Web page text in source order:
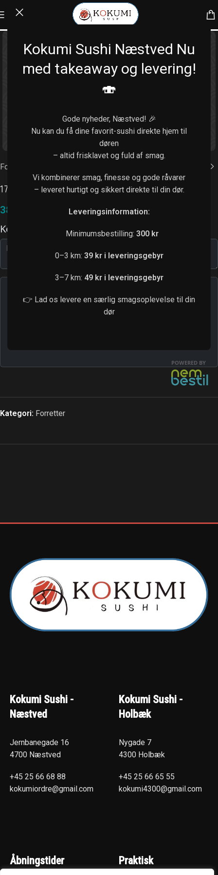
Kokumi Sushi Næstved Nu
med takeaway og levering!
🍣
Gode nyheder, Næstved! 🎉
Nu kan du få dine favorit-sushi direkte hjem til
døren
– altid frisklavet og fuld af smag.
Vi kombinerer smag, finesse og gode råvarer
– leveret hurtigt og sikkert direkte til din dør.
Leveringsinformation:
Minimumsbestilling: 300 kr
0–3 km: 39 kr i leveringsgebyr
3–7 km: 49 kr i leveringsgebyr
👉 Lad os levere en særlig smagsoplevelse til din
dør
Klik for at forstørre
Forside
17.Broccoli
38,00
Kategori: Forretter
Kokumi Sushi -
Næstved
Jernbanegade 16
4700 Næstved
+45 25 66 68 88
kokumiordre@gmail.com
Kokumi Sushi -
Holbæk
Nygade 7
4300 Holbæk
+45 25 66 65 55
kokumi4300@gmail.com
Åbningstider Praktisk